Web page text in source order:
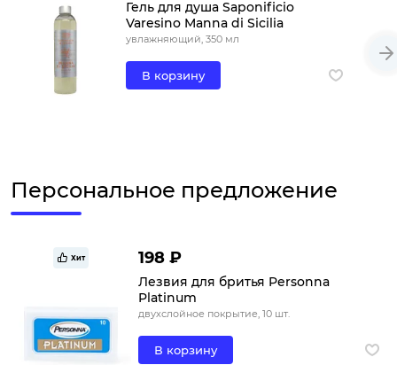
Гель для душа Saponificio
Varesino Manna di Sicilia
увлажняющий, 350 мл
В корзину
Персональное предложение
Хит 198 ₽
Лезвия для бритья Personna
Platinum
двухслойное покрытие, 10 шт.
В корзину